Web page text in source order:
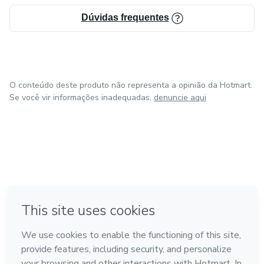
Dúvidas frequentes
O conteúdo deste produto não representa a opinião da Hotmart.
Se você vir informações inadequadas, denuncie aqui
Feito com ❤ na Cidade do México